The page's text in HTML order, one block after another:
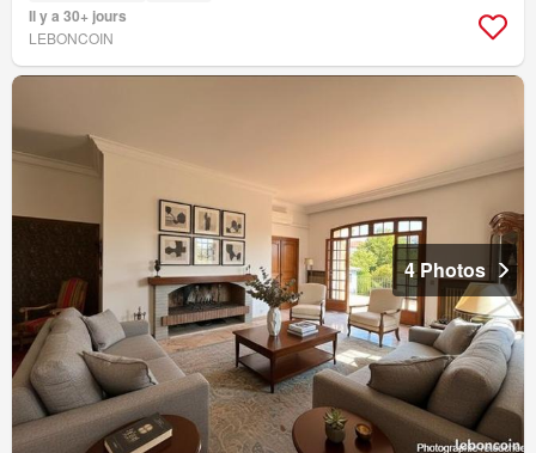
Il y a 30+ jours
LEBONCOIN
4 Photos